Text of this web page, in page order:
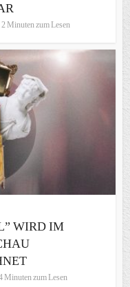
2 Minuten zum Lesen
WIRD IM
Minuten zum Lesen